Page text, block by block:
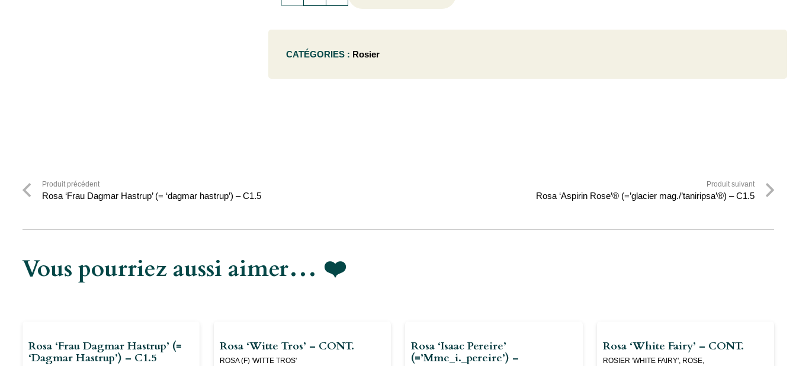
'Fräulein
Maria'®
CATÉGORIES : Rosier
Produit précédent
Rosa ‘Frau Dagmar Hastrup’ (= ‘dagmar hastrup’) – C1.5
Produit suivant
Rosa ‘Aspirin Rose’® (=’glacier mag./’taniripsa’®) – C1.5
Vous pourriez aussi aimer… ❤️
Rosa ‘Frau Dagmar Hastrup’ (=
‘dagmar Hastrup’) – C1.5
Rosa ‘Witte Tros’ – CONT.
ROSA (F) 'WITTE TROS'
Rosa ‘Isaac Pereire’
(=’mme_i._pereire’) –
Rosa ‘White Fairy’ – CONT.
ROSIER 'WHITE FAIRY', ROSE,